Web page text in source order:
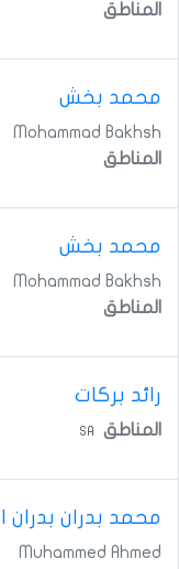
المناطق
محمد بخش
Mohammad Bakhsh
المناطق
محمد بخش
Mohammad Bakhsh
المناطق
رائد بركات
المناطق SA
محمد بدران بدران
Muhammed Ahmed